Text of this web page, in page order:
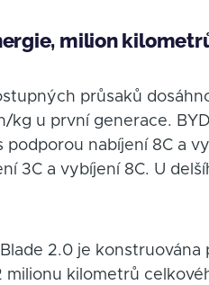
milion
průsaků
kg u první generace.
nabíjení 8C a
3C a vybíjení 8C. U
2.0 je konstruována
milionu kilometrů